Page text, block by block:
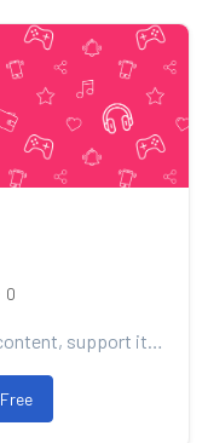
0
Welcome to my page. If you like my content, support it with your donation, it will allow me to pleas...
Free